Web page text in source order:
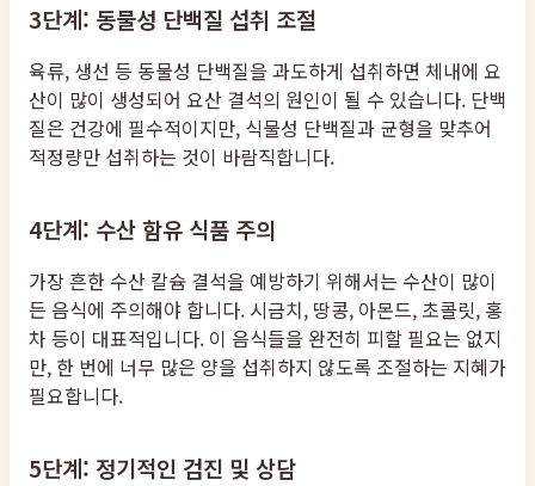
3단계: 동물성 단백질 섭취 조절
육류, 생선 등 동물성 단백질을 과도하게 섭취하면 체내에 요
산이 많이 생성되어 요산 결석의 원인이 될 수 있습니다. 단백
질은 건강에 필수적이지만, 식물성 단백질과 균형을 맞추어
적정량만 섭취하는 것이 바람직합니다.
4단계: 수산 함유 식품 주의
가장 흔한 수산 칼슘 결석을 예방하기 위해서는 수산이 많이
든 음식에 주의해야 합니다. 시금치, 땅콩, 아몬드, 초콜릿, 홍
차 등이 대표적입니다. 이 음식들을 완전히 피할 필요는 없지
만, 한 번에 너무 많은 양을 섭취하지 않도록 조절하는 지혜가
필요합니다.
5단계: 정기적인 검진 및 상담